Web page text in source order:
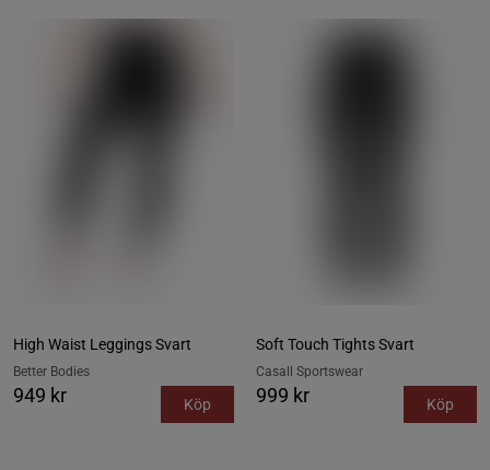
High Waist Leggings Svart
Better Bodies
949 kr Köp
Soft Touch Tights Svart
Casall Sportswear
999 kr Köp